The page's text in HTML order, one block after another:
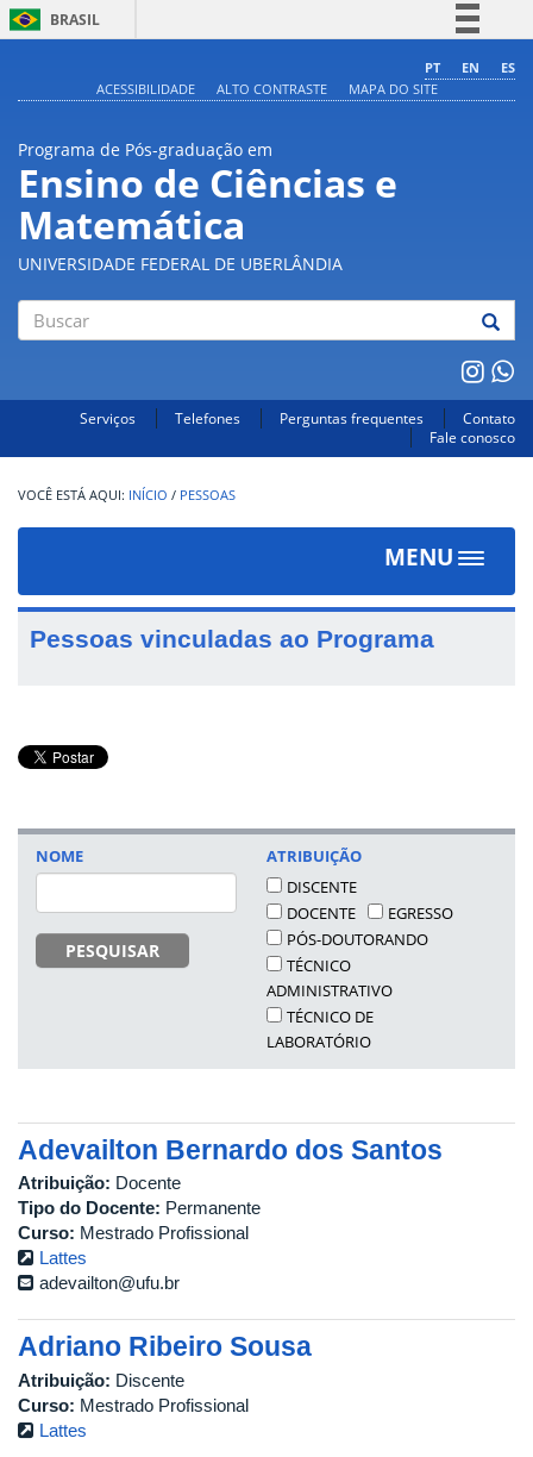
BRASIL
Comunica BR
Acesso à informação
Legislação
PT EN
ES
ACESSIBILIDADE
ALTO CONTRASTE MAPA DO SITE
Programa de Pós-graduação em
Ensino de Ciências e
Matemática
UNIVERSIDADE FEDERAL DE UBERLÂNDIA
Serviços Telefones Perguntas frequentes
Contato
Fale conosco
INÍCIO / PESSOAS
MENU
Toggle
Pessoas vinculadas ao Programa
NOME
PESQUISAR
ATRIBUIÇÃO
DISCENTE
DOCENTE
EGRESSO
PÓS-DOUTORANDO
TÉCNICO
ADMINISTRATIVO
TÉCNICO DE
LABORATÓRIO
Adevailton Bernardo dos Santos
Atribuição: Docente
Tipo do Docente: Permanente
Curso: Mestrado Profissional
Lattes
adevailton@ufu.br
Adriano Ribeiro Sousa
Atribuição: Discente
Curso: Mestrado Profissional
Lattes